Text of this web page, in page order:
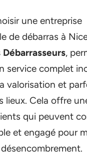
une entreprise
de débarras à
,
service complet
valorisation et
lieux. Cela offre
qui peuvent
et engagé pour